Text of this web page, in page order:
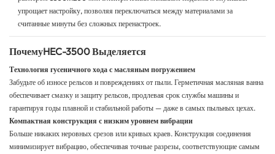
упрощает настройку, позволяя переключаться между материалами за
считанные минуты без сложных перенастроек.
ПочемуHEC-3500Выделяется
Технология гусеничного хода с масляным погружением
Забудьте об износе рельсов и повреждениях от пыли. Герметичная масляная ванна
обеспечивает смазку и защиту рельсов, продлевая срок службы машины и
гарантируя годы плавной и стабильной работы — даже в самых пыльных цехах.
Компактная конструкция с низким уровнем вибрации
Больше никаких неровных срезов или кривых краев. Конструкция соединения
минимизирует вибрацию, обеспечивая точные разрезы, соответствующие самым